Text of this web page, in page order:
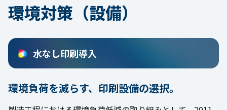
環境対策（設備）
水なし印刷導入
環境負荷を減らす、印刷設備の選択。